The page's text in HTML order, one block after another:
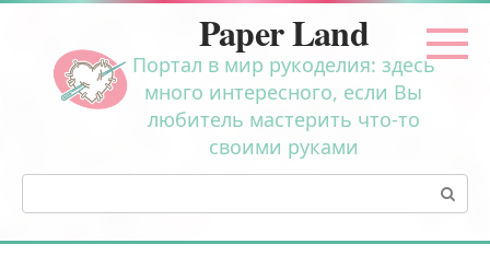
Перейти
контенту
Paper Land
Портал в мир рукоделия: здесь
много интересного, если Вы
любитель мастерить что-то
своими руками
Поиск: